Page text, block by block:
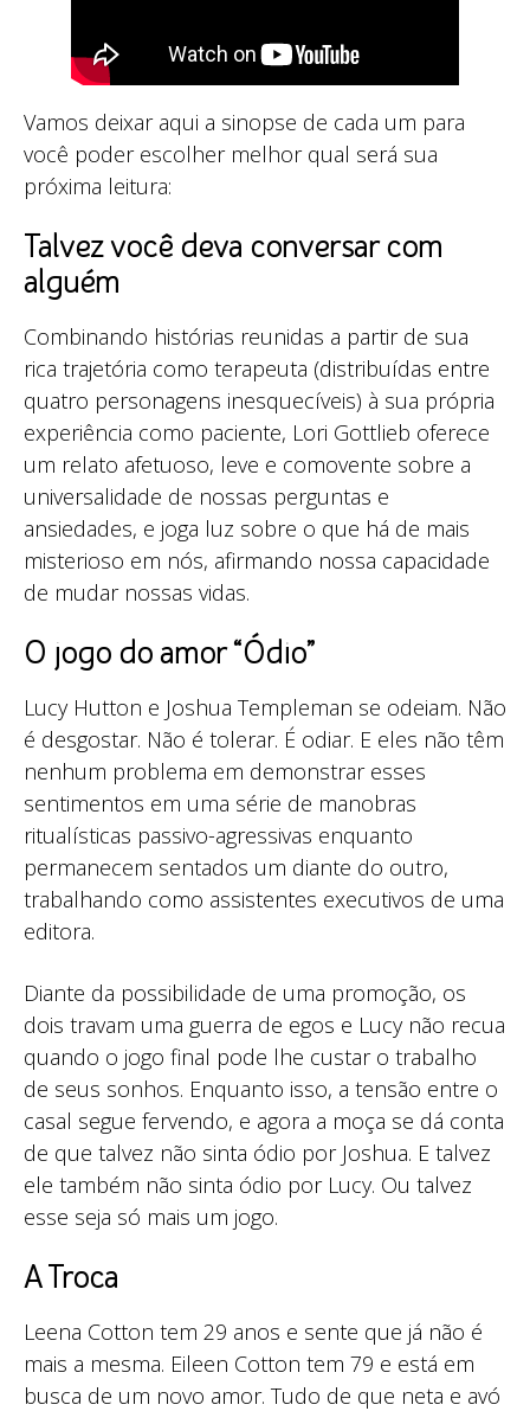
Vamos deixar aqui a sinopse de cada um para
você poder escolher melhor qual será sua
próxima leitura:
Talvez você deva conversar com
alguém
Combinando histórias reunidas a partir de sua
rica trajetória como terapeuta (distribuídas entre
quatro personagens inesquecíveis) à sua própria
experiência como paciente, Lori Gottlieb oferece
um relato afetuoso, leve e comovente sobre a
universalidade de nossas perguntas e
ansiedades, e joga luz sobre o que há de mais
misterioso em nós, afirmando nossa capacidade
de mudar nossas vidas.
O jogo do amor “Ódio”
Lucy Hutton e Joshua Templeman se odeiam. Não
é desgostar. Não é tolerar. É odiar. E eles não têm
nenhum problema em demonstrar esses
sentimentos em uma série de manobras
ritualísticas passivo-agressivas enquanto
permanecem sentados um diante do outro,
trabalhando como assistentes executivos de uma
editora.
Diante da possibilidade de uma promoção, os
dois travam uma guerra de egos e Lucy não recua
quando o jogo final pode lhe custar o trabalho
de seus sonhos. Enquanto isso, a tensão entre o
casal segue fervendo, e agora a moça se dá conta
de que talvez não sinta ódio por Joshua. E talvez
ele também não sinta ódio por Lucy. Ou talvez
esse seja só mais um jogo.
A Troca
Leena Cotton tem 29 anos e sente que já não é
mais a mesma. Eileen Cotton tem 79 e está em
busca de um novo amor. Tudo de que neta e avó